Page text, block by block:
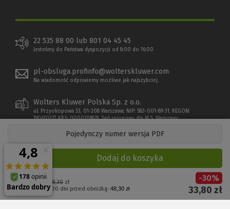
Pojedynczy numer wersja PDF
Cena regularna: 48,30zł
Najniższa cena z 30 dni przed obniżką:48,30 zł
-30%
33,80 zł
Dodaj do koszyka
22 535 88 00 lub 801 04 45 45
Jesteśmy do Państwa dyspozycji od 8:00 do 16:00
pl-obsluga.profinfo@wolterskluwer.com
Na wiadomość odpowiemy możliwe jak najszybciej.
Wolters Kluwer Polska Sp. z o.o.
ul. Przyokopowa 33, 01-208 Warszawa; NIP: 583-001-89-31, REGON:
190610277, KRS: 0000709879, Sąd rejonowy dla M.S. Warszawy